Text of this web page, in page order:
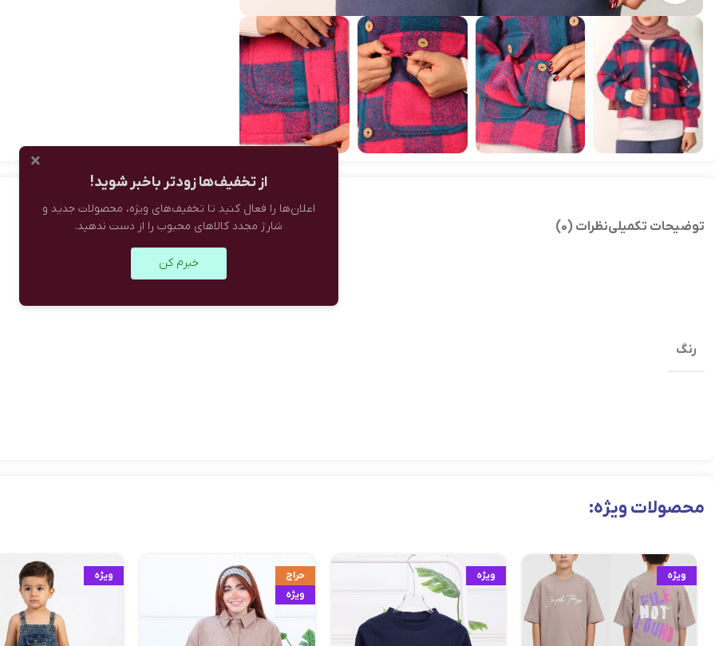
توضیحات تکمیلینظرات (0)
رنگ
محصولات ویژه:
ویژه ویژه
حراج
ویژه
ویژه
×
از تخفیف‌ها زودتر باخبر شوید!
اعلان‌ها را فعال کنید تا تخفیف‌های ویژه، محصولات جدید و
شارژ مجدد کالاهای محبوب را از دست ندهید.
خبرم کن